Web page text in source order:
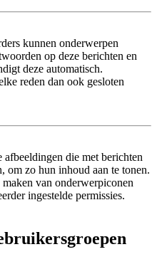
kunnen onderwerpen
op deze berichten en
deze automatisch.
reden dan ook gesloten
die met berichten
om zo hun inhoud aan te tonen.
van onderwerpiconen
ingestelde permissies.